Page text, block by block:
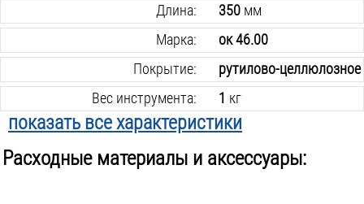
Длина:
350мм
Марка:
ок 46.00
Покрытие:
рутилово-целлюлозное
Вес инструмента:
1 кг
показать все характеристики
Расходные материалы и аксессуары: